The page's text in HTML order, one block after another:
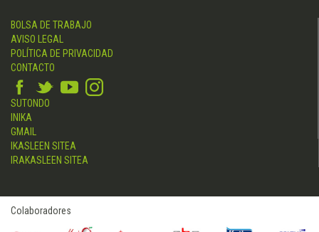
BOLSA DE TRABAJO
AVISO LEGAL
POLÍTICA DE PRIVACIDAD
CONTACTO
SUTONDO
INIKA
GMAIL
IKASLEEN SITEA
IRAKASLEEN SITEA
Colaboradores